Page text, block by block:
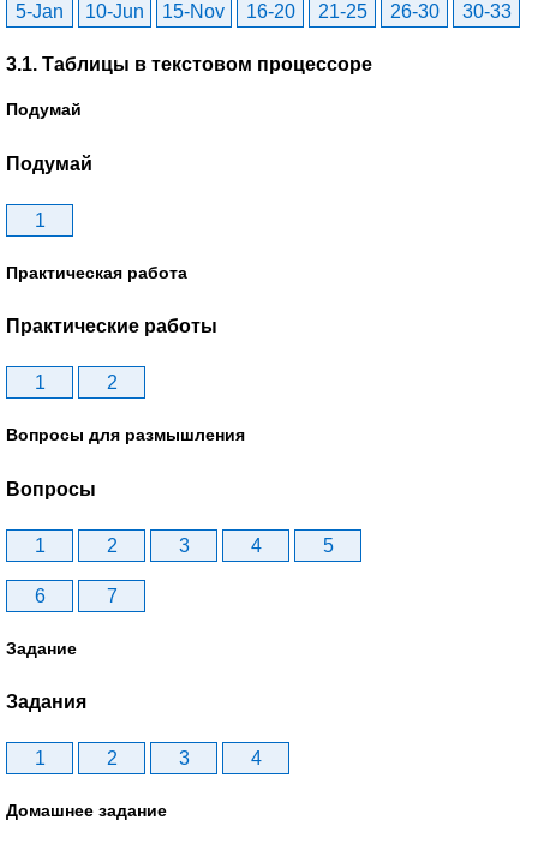
5-Jan 10-Jun 15-Nov 16-20 21-25 26-30 30-33
3.1. Таблицы в текстовом процессоре
Подумай
Подумай
1
Практическая работа
Практические работы
1 2
Вопросы для размышления
Вопросы
1 2 3 4 5
6 7
Задание
Задания
1 2 3 4
Домашнее задание